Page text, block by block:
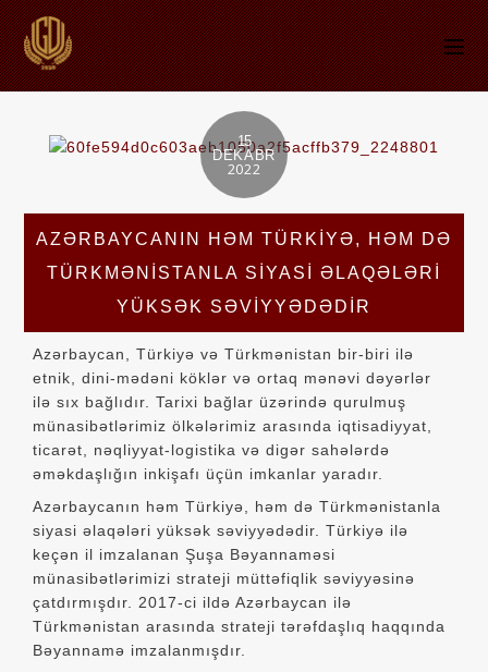
15
DEKABR
2022
AZƏRBAYCANIN HƏM TÜRKIYƏ, HƏM DƏ
TÜRKMƏNISTANLA SIYASI ƏLAQƏLƏRI
YÜKSƏK SƏVIYYƏDƏDIR
Azərbaycan, Türkiyə və Türkmənistan bir-biri ilə
etnik, dini-mədəni köklər və ortaq mənəvi dəyərlər
ilə sıx bağlıdır. Tarixi bağlar üzərində qurulmuş
münasibətlərimiz ölkələrimiz arasında iqtisadiyyat,
ticarət, nəqliyyat-logistika və digər sahələrdə
əməkdaşlığın inkişafı üçün imkanlar yaradır.
Azərbaycanın həm Türkiyə, həm də Türkmənistanla
siyasi əlaqələri yüksək səviyyədədir. Türkiyə ilə
keçən il imzalanan Şuşa Bəyannaməsi
münasibətlərimizi strateji müttəfiqlik səviyyəsinə
çatdırmışdır. 2017-ci ildə Azərbaycan ilə
Türkmənistan arasında strateji tərəfdaşlıq haqqında
Bəyannamə imzalanmışdır.